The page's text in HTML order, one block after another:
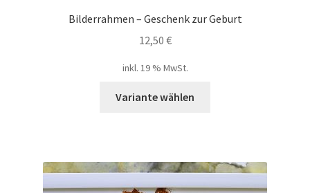
Bilderrahmen – Geschenk zur Geburt
12,50 €
inkl. 19 % MwSt.
Variante wählen